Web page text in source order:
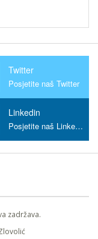
Twitter
Posjetite naš Twitter
Linkedin
Posjetite naš Linkedin
zadržava.